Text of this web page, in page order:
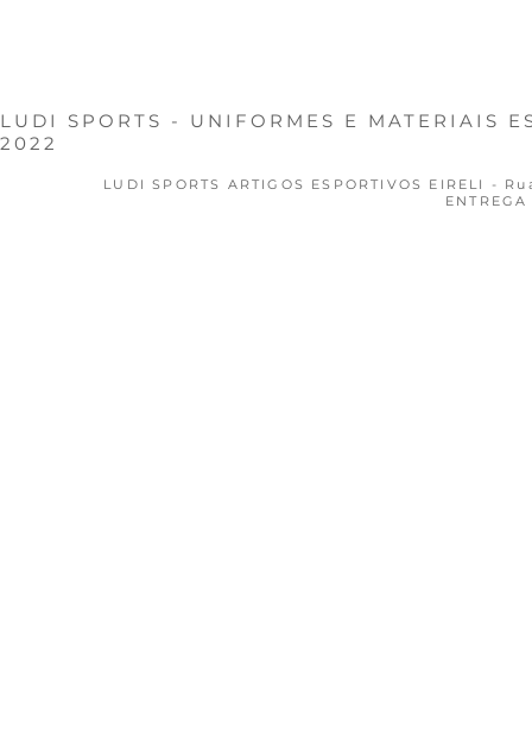
LUDI SPORTS - UNIFORMES E MATERIAIS
2022
LUDI SPORTS ARTIGOS ESPORTIVOS EIRELI -